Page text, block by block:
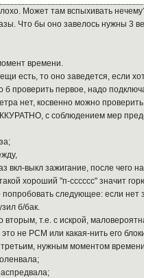
Может там вспыхивать
Что бы оно завелось нужны 3
времени.
есть, то оно заведется, если
б проверить первое, надо
нет, косвенно можно проверить
с соблюдением мер
вкл-выкл зажигание, после чего
хороший "п-сссссс" значит
попробовать следующее: если нет
б/бак.
вторым, т.е. с искрой,
это не PCM или какая-нить его
нужным моментом